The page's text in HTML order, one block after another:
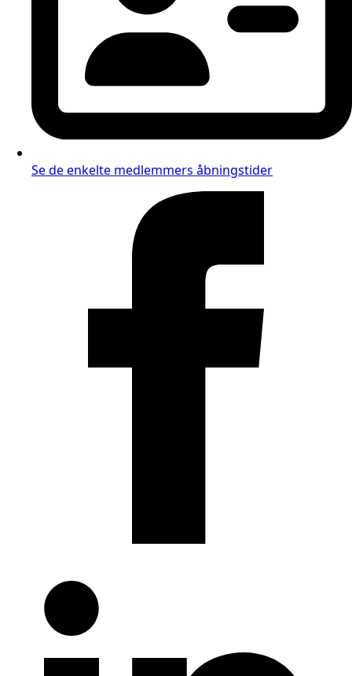
Se de enkelte medlemmers åbningstider